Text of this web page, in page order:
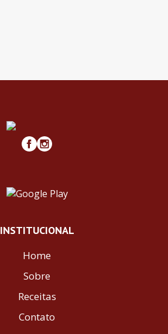
INSTITUCIONAL
Home
Sobre
Receitas
Contato